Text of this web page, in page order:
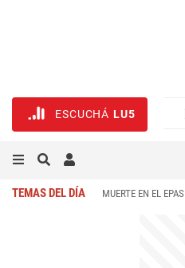
ESCUCHÁ LU5
TEMAS DEL DÍA MUERTE EN EL EPAS